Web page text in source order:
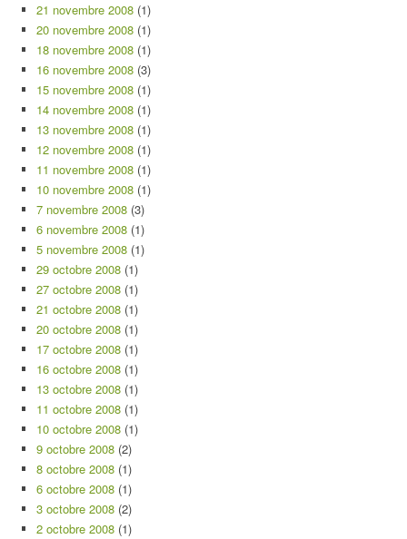
21 novembre 2008 (1)
20 novembre 2008 (1)
18 novembre 2008 (1)
16 novembre 2008 (3)
15 novembre 2008 (1)
14 novembre 2008 (1)
13 novembre 2008 (1)
12 novembre 2008 (1)
11 novembre 2008 (1)
10 novembre 2008 (1)
7 novembre 2008 (3)
6 novembre 2008 (1)
5 novembre 2008 (1)
29 octobre 2008 (1)
27 octobre 2008 (1)
21 octobre 2008 (1)
20 octobre 2008 (1)
17 octobre 2008 (1)
16 octobre 2008 (1)
13 octobre 2008 (1)
11 octobre 2008 (1)
10 octobre 2008 (1)
9 octobre 2008 (2)
8 octobre 2008 (1)
6 octobre 2008 (1)
3 octobre 2008 (2)
2 octobre 2008 (1)